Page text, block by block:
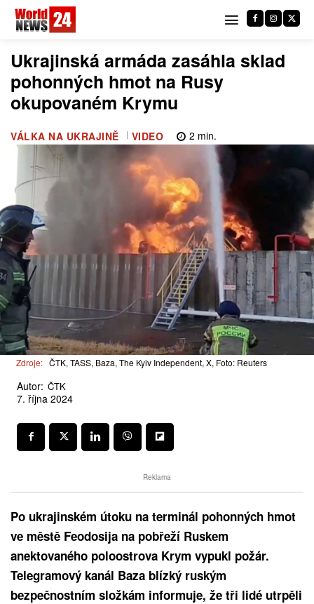
Ukrajinská armáda zasáhla sklad
pohonných hmot na Rusy
okupovaném Krymu
VÁLKA NA UKRAJINĚ VIDEO 2 min.
Zdroje: ČTK, TASS, Baza, The Kyiv Independent, X, Foto: Reuters
Autor: ČTK
7. října 2024
Reklama
Po ukrajinském útoku na terminál pohonných hmot
ve městě Feodosija na pobřeží Ruskem
anektovaného poloostrova Krym vypukl požár.
Telegramový kanál Baza blízký ruským
bezpečnostním složkám informuje, že tři lidé utrpěli